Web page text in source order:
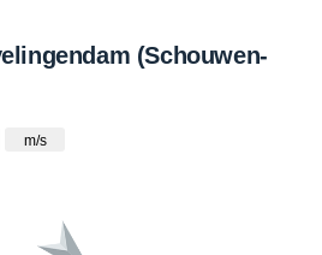
(Schouwen-
m/s